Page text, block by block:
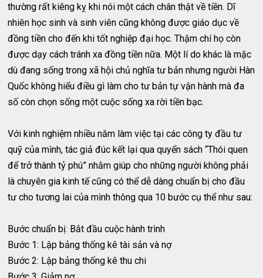
thường rất kiêng kỵ khi nói một cách chân thật về tiền. Dĩ
nhiên học sinh và sinh viên cũng không được giáo dục về
đồng tiền cho đến khi tốt nghiệp đại học. Thậm chí họ còn
được dạy cách tránh xa đồng tiền nữa. Một lí do khác là mặc
dù đang sống trong xã hội chủ nghĩa tư bản nhưng người Hàn
Quốc không hiểu điều gì làm cho tư bản tự vận hành mà đa
số còn chọn sống một cuộc sống xa rời tiền bạc.
Với kinh nghiệm nhiều năm làm việc tại các công ty đầu tư
quỹ của mình, tác giả đúc kết lại qua quyển sách “Thói quen
để trở thành tỷ phú” nhằm giúp cho những người không phải
là chuyên gia kinh tế cũng có thể dễ dàng chuẩn bị cho đầu
tư cho tương lai của mình thông qua 10 bước cụ thể như sau:
Bước chuẩn bị: Bắt đầu cuộc hành trình
Bước 1: Lập bảng thống kê tài sản và nợ
Bước 2: Lập bảng thống kê thu chi